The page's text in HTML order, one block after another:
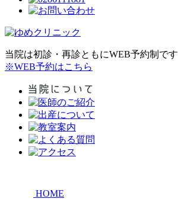
当院は初診・再診ともにWEB予約制です
※WEB予約はこちら
HOME